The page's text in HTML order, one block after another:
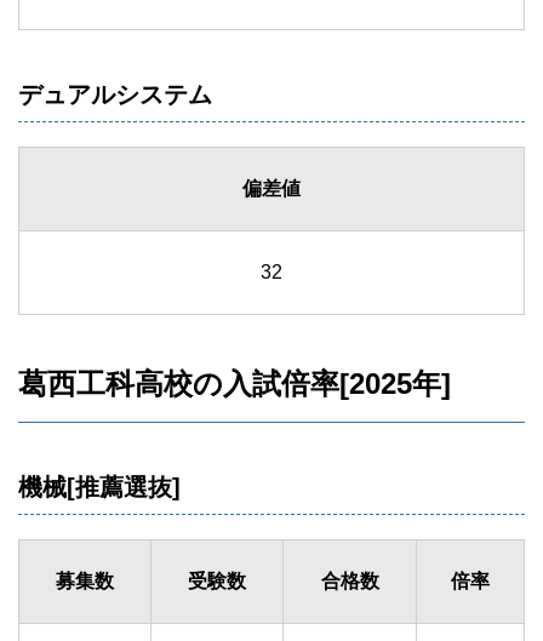
デュアルシステム
偏差値
32
葛西工科高校の入試倍率[2025年]
機械[推薦選抜]
募集数 受験数 合格数 倍率